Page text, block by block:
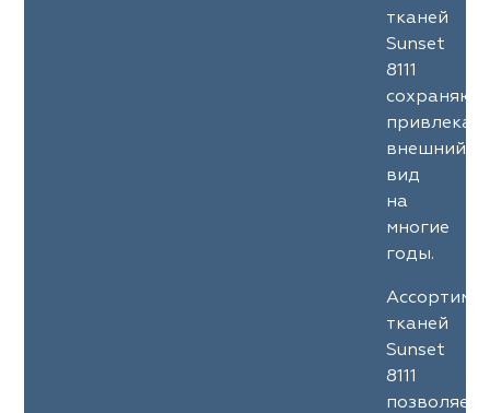
тканей
Sunset
8111
сохраняют
внешний
вид
на
многие
годы.
тканей
Sunset
8111
позволяет